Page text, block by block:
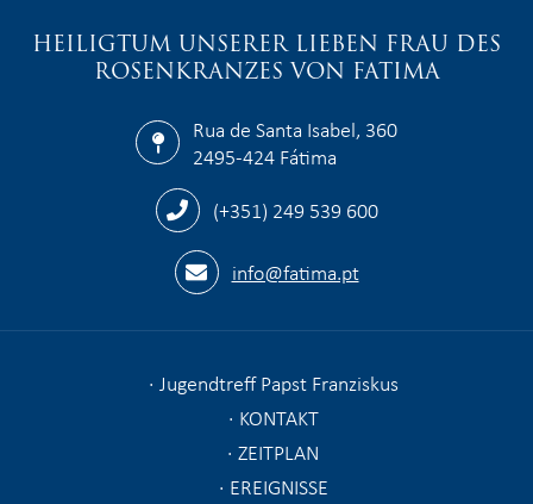
HEILIGTUM UNSERER LIEBEN FRAU DES
ROSENKRANZES VON FATIMA
Rua de Santa Isabel, 360
2495-424 Fátima
(+351) 249 539 600
info@fatima.pt
Jugendtreff Papst Franziskus
KONTAKT
ZEITPLAN
EREIGNISSE